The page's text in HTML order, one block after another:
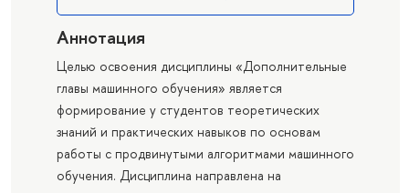
Аннотация
Целью освоения дисциплины «Дополнительные
главы машинного обучения» является
формирование у студентов теоретических
знаний и практических навыков по основам
работы с продвинутыми алгоритмами машинного
обучения. Дисциплина направлена на